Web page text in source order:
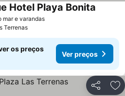
mar e varandasVer preços
Hotel Playa Bonita
Terrenas
os preços
Ver preços
Partilhar